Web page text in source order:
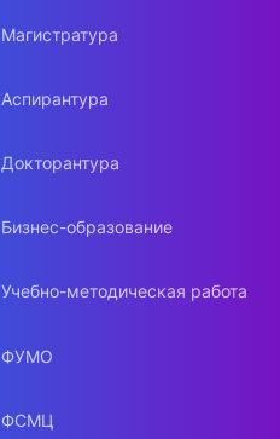
Магистратура
Аспирантура
Докторантура
Бизнес-образование
Учебно-методическая работа
ФУМО
ФСМЦ